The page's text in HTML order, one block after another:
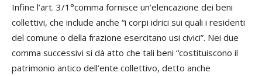
Infine l’art. 3/1°comma fornisce un’elencazione dei beni
collettivi, che include anche “i corpi idrici sui quali i residenti
del comune o della frazione esercitano usi civici”. Nei due
comma successivi si dà atto che tali beni “costituiscono il
patrimonio antico dell’ente collettivo, detto anche